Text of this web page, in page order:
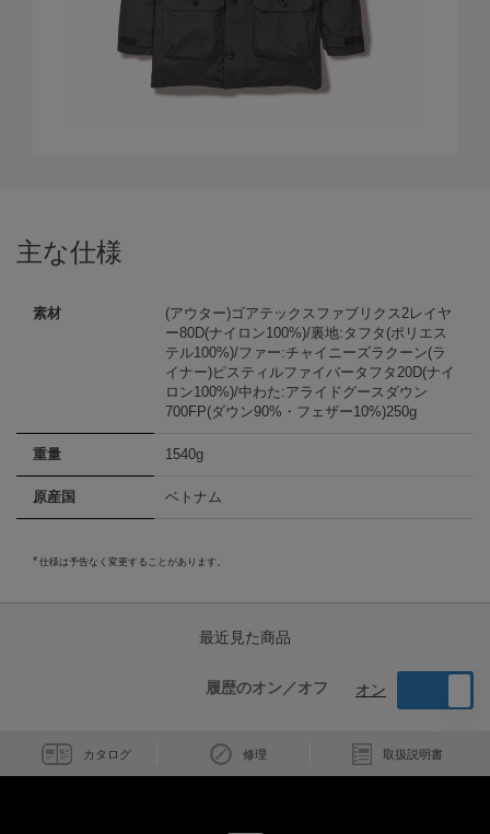
主な仕様
素材
(アウター)ゴアテックスファブリクス2レイヤ
ー80D(ナイロン100%)/裏地:タフタ(ポリエス
テル100%)/ファー:チャイニーズラクーン(ラ
イナー)ピスティルファイバータフタ20D(ナイ
ロン100%)/中わた:アライドグースダウン
700FP(ダウン90%・フェザー10%)250g
重量 1540g
原産国 ベトナム
仕様は予告なく変更することがあります。
最近見た商品
履歴のオン／オフ オン
カタログ 修理 取扱説明書